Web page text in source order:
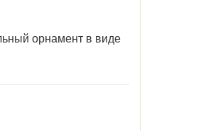
орнамент в виде